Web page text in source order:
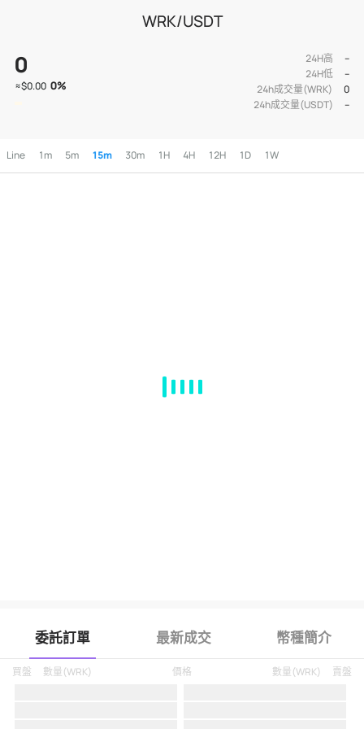
WRK/USDT
0
≈$0.00 0%
24H高
--
24H低
--
24h成交量(WRK)
0
24h成交量(USDT)
--
Line 1m 5m 15m 30m 1H 4H 12H 1D 1W
委託訂單 最新成交 幣種簡介
買盤 數量(WRK) 價格 賣盤
數量(WRK)